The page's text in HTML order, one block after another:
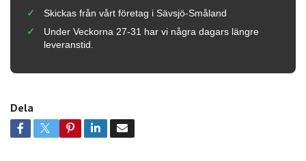
Skickas från vårt företag i Sävsjö-Småland
Under Veckorna 27-31 har vi några dagars längre
leveranstid.
Dela